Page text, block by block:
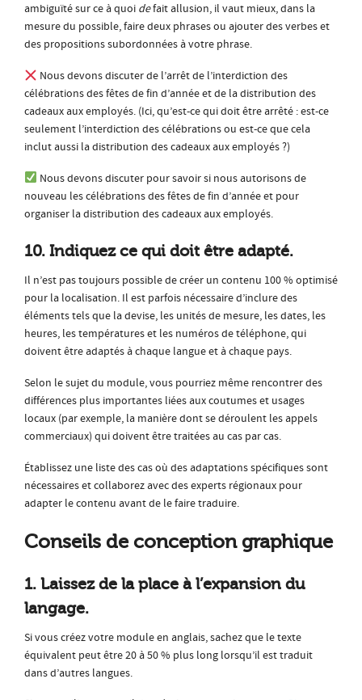
ambiguïté sur ce à quoi defait allusion, il vaut mieux, dans la
mesure du possible, faire deux phrases ou ajouter des verbes et
des propositions subordonnées à votre phrase.
Nous devons discuter de l’arrêt de l’interdiction des
célébrations des fêtes de fin d’annéeet de la distribution des
cadeaux aux employés. (Ici, qu’est-ce qui doit être arrêté : est-ce
seulement l’interdiction des célébrations ou est-ce que cela
inclut aussi la distribution des cadeaux aux employés ?)
Nous devons discuter pour savoir si nous autorisons de
nouveau les célébrations des fêtes de fin d’année et pour
organiser la distribution des cadeaux aux employés.
10. Indiquez ce qui doit être adapté.
Il n’est pas toujours possible de créer un contenu 100 % optimisé
pour la localisation. Il est parfois nécessaire d’inclure des
éléments tels que la devise, les unités de mesure, les dates, les
heures, les températures et les numéros de téléphone, qui
doivent être adaptés à chaque langue et à chaque pays.
Selon le sujet du module, vous pourriez même rencontrer des
différences plus importantes liées aux coutumes et usages
locaux (par exemple, la manière dont se déroulent les appels
commerciaux) qui doivent être traitées au cas par cas.
Établissez une liste des cas où des adaptations spécifiques sont
nécessaires et collaborez avec des experts régionaux pour
adapter le contenu avant de le faire traduire.
Conseils de conception graphique
1. Laissez de la place à l’expansion du
langage.
Si vous créez votre module en anglais, sachez que le texte
équivalent peut être 20 à 50 % plus long lorsqu’il est traduit
dans d’autres langues.